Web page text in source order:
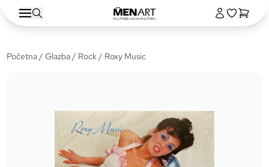
Početna/Glazba/ Rock/ Roxy Music